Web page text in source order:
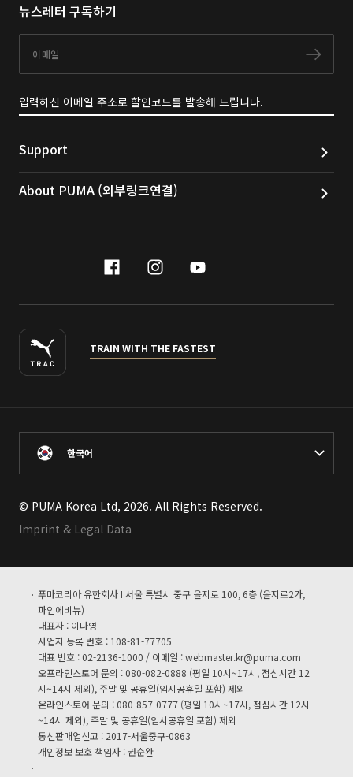
뉴스레터 구독하기
구독
입력하신 이메일 주소로 할인코드를 발송해 드립니다.
Support
About PUMA (외부링크연결)
facebook
instagram
youtube
TRAIN WITH THE FASTEST
한국어
© PUMA Korea Ltd, 2026. All Rights Reserved.
Imprint & Legal Data
푸마코리아 유한회사 I 서울 특별시 중구 을지로 100, 6층 (을지로2가,
파인에비뉴)
대표자 : 이나영
사업자 등록 번호 : 108-81-77705
대표 번호 : 02-2136-1000 / 이메일 :webmaster.kr@puma.com
오프라인스토어 문의 : 080-082-0888 (평일 10시~17시, 점심시간 12
시~14시 제외), 주말 및 공휴일(임시공휴일 포함) 제외
온라인스토어 문의 : 080-857-0777 (평일 10시~17시, 점심시간 12시
~14시 제외), 주말 및 공휴일(임시공휴일 포함) 제외
통신판매업신고 : 2017-서울중구-0863
개인정보 보호 책임자 : 권순완